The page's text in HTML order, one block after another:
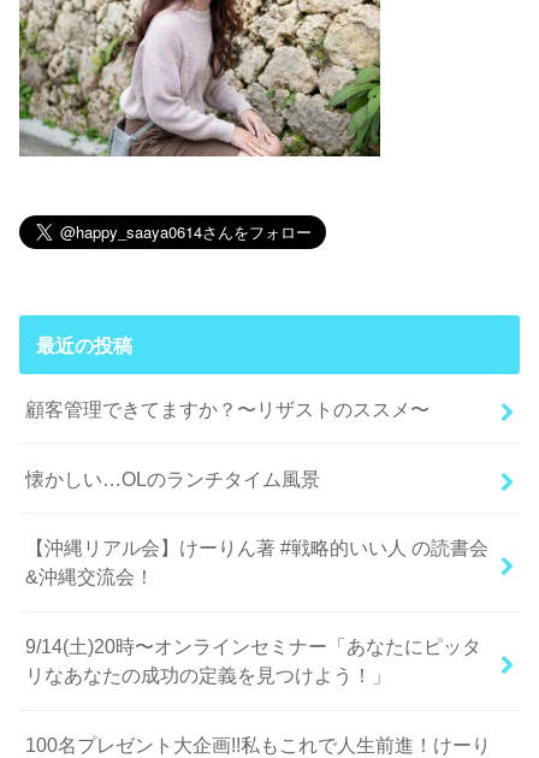
最近の投稿
顧客管理できてますか？〜リザストのススメ〜
懐かしい…OLのランチタイム風景
【沖縄リアル会】けーりん著 #戦略的いい人 の読書会
&沖縄交流会！
9/14(土)20時〜オンラインセミナー「あなたにピッタ
リなあなたの成功の定義を見つけよう！」
100名プレゼント大企画!!私もこれで人生前進！けーり